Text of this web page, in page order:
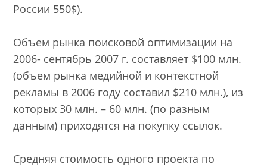
России 550$).
Объем рынка поисковой оптимизации на
2006- сентябрь 2007 г. составляет $100 млн.
(объем рынка медийной и контекстной
рекламы в 2006 году составил $210 млн.), из
которых 30 млн. – 60 млн. (по разным
данным) приходятся на покупку ссылок.
Средняя стоимость одного проекта по